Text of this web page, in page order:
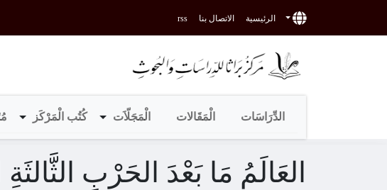
الرئيسية الاتصال بنا rss
الدِّرَاسَات الْمَقَالات الْمَجَلّاَت كُتُب الْمَرْكَز
العَالَمُ مَا بَعْدَ الحَرْبِ